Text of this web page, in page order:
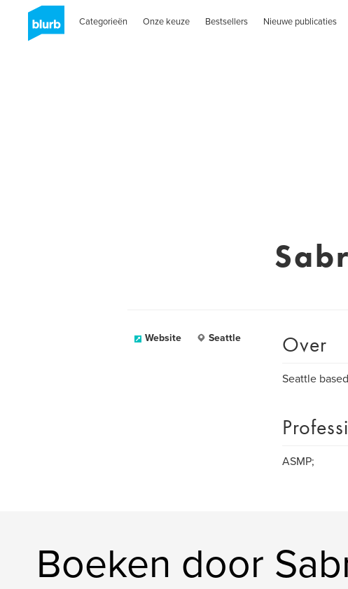
Categorieën Onze keuze Bestsellers Nieuwe publicaties
Website Seattle Over
Seattle
ASMP;
Boeken door